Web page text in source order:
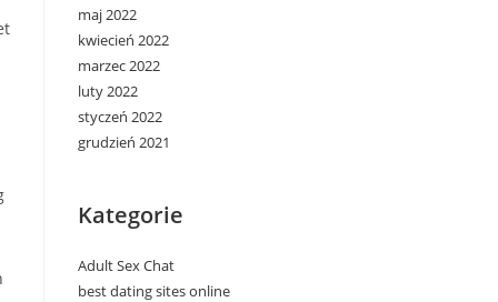
maj 2022
kwiecień 2022
marzec 2022
luty 2022
styczeń 2022
grudzień 2021
Kategorie
Adult Sex Chat
best dating sites online